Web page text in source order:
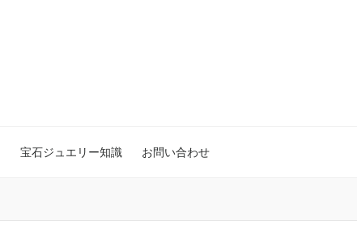
宝石ジュエリー知識 お問い合わせ